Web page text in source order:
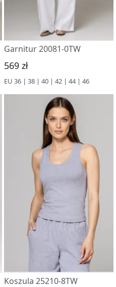
Garnitur 20081-0TW
569 zł
EU 36 | 38 | 40 | 42 | 44 | 46
Koszula 25210-8TW